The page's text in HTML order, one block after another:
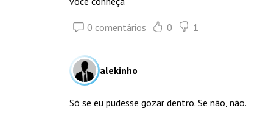
0 comentários 0 1
alekinho
Só se eu pudesse gozar dentro. Se não, não.